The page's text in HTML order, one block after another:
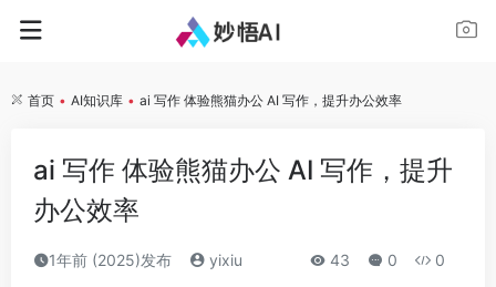
首页 • AI知识库 • ai 写作 体验熊猫办公 AI 写作，提升办公效率
ai 写作 体验熊猫办公 AI 写作，提升
办公效率
1年前 (2025)发布 yixiu 43 0 0